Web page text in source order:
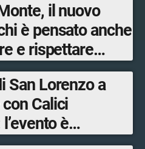
il nuovo
è pensato anche
e rispettare
San Lorenzo a
è